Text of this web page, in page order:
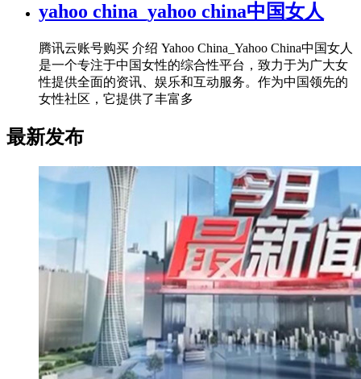
yahoo china_yahoo china中国女人
腾讯云账号购买 介绍 Yahoo China_Yahoo China中国女人
是一个专注于中国女性的综合性平台，致力于为广大女
性提供全面的资讯、娱乐和互动服务。作为中国领先的
女性社区，它提供了丰富多
最新发布